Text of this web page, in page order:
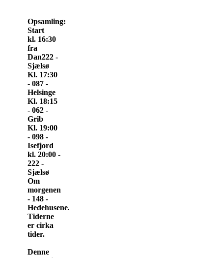
Opsamling:
Start
kl. 16:30
fra
Dan222 -
Sjælsø
Kl. 17:30
- 087 -
Helsinge
Kl. 18:15
- 062 -
Grib
Kl. 19:00
- 098 -
Isefjord
kl. 20:00 -
222 -
Sjælsø
Om
morgenen
- 148 -
Hedehusene.
Tiderne
er cirka
tider.
Denne